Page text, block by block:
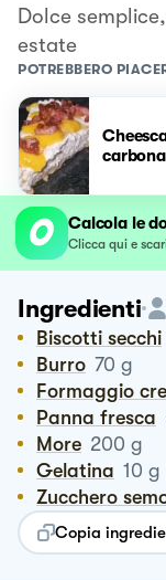
Dolce
estate
POTREBBERO
Calcola le
Clicca qui e
Ingredienti
Biscotti secchi
Burro 70 g
Formaggio
Panna fresca
More 200 g
Gelatina 10 g
Zucchero
Copia